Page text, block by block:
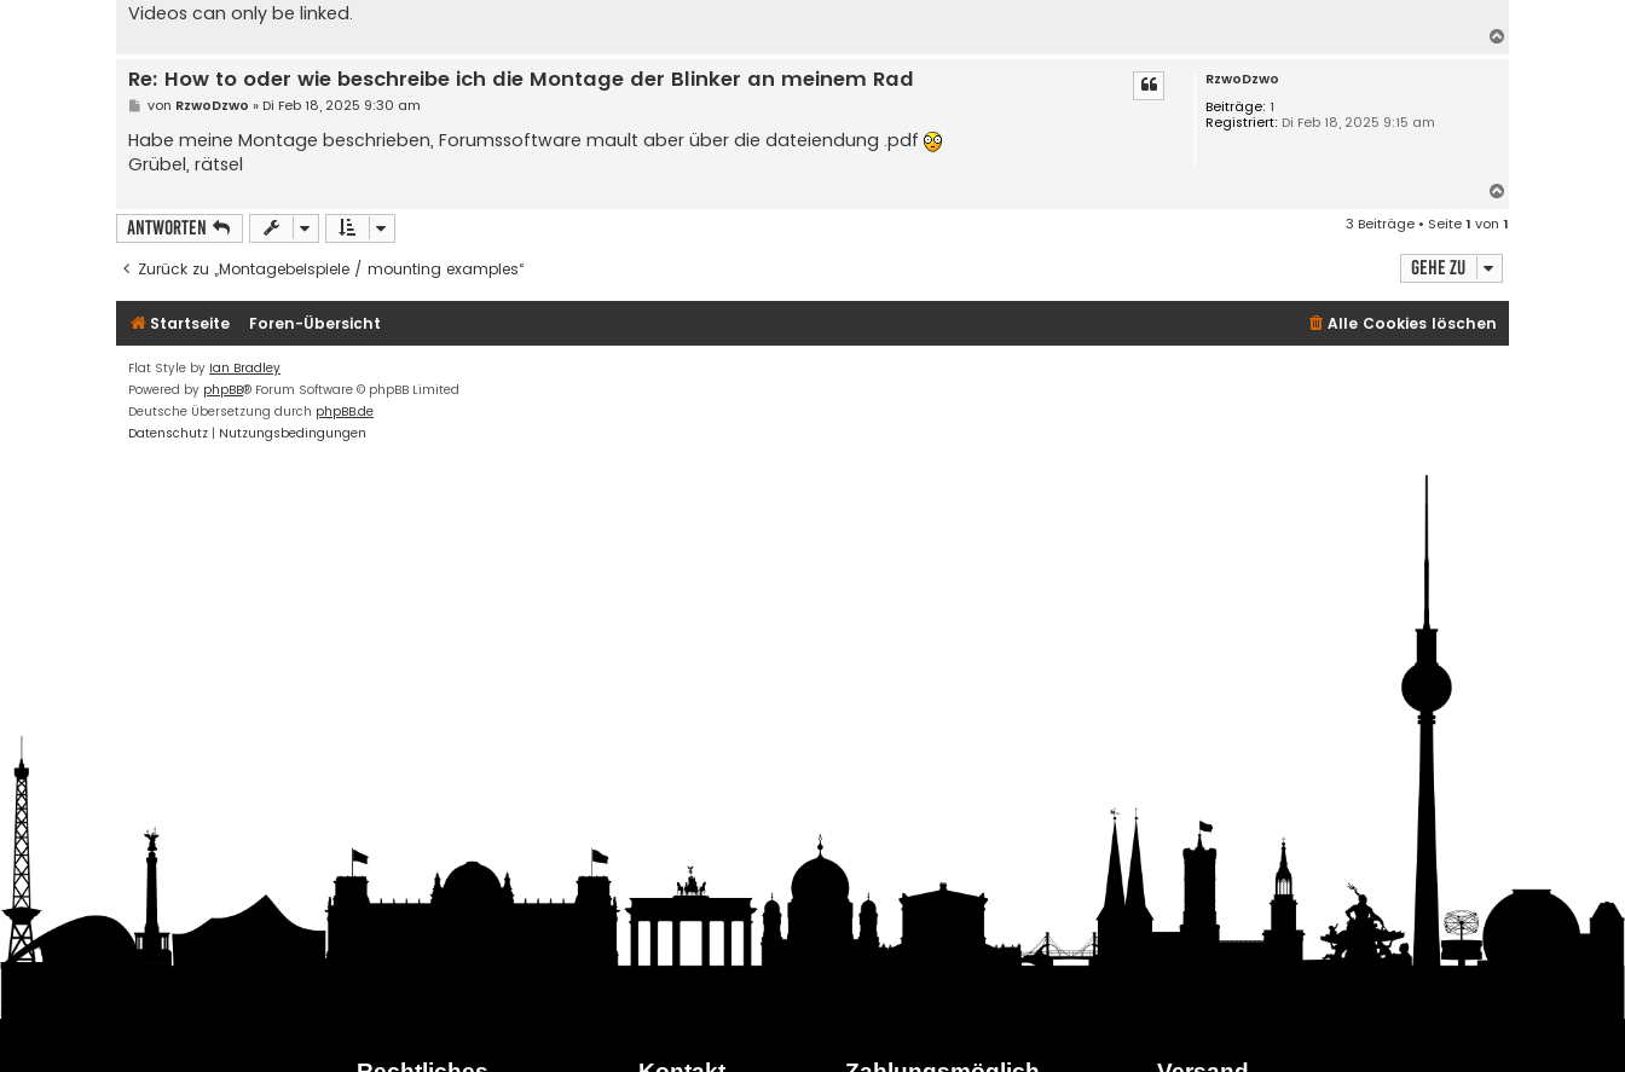
Videos can only be linked.
RzwoDzwo
Beiträge: 1
Registriert: Di Feb 18, 2025 9:15 am
Re: How to oder wie beschreibe ich die Montage der Blinker an meinem Rad
B
i
t
r
von RzwoDzwo » Di Feb 18, 2025 9:30 am
Habe meine Montage beschrieben, Forumssoftware mault aber über die dateiendung .pdf
Grübel, rätsel
b
n
Antworten 3 Beiträge • Seite1 von 1
Zurück zu „Montagebeispiele / mounting examples“ Gehe zu
Startseite Foren-Übersicht Alle Cookies löschen
Flat Style by Ian Bradley
Powered by phpBB® Forum Software © phpBB Limited
Deutsche Übersetzung durch phpBB.de
Datenschutz | Nutzungsbedingungen